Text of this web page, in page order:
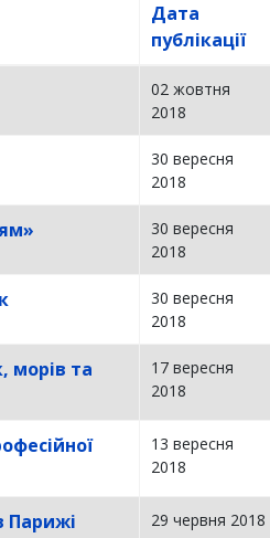
Дата
публікації
02 жовтня
2018
30 вересня
2018
30 вересня
2018
30 вересня
2018
морів та
17 вересня
2018
13 вересня
2018
Парижі 29 червня 2018